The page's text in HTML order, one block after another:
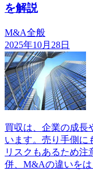
を解説
M&A全般
2025年10月28日
買収は、企業の成長
います。売り手側に
リスクもあるため注
併、M&Aの違いを